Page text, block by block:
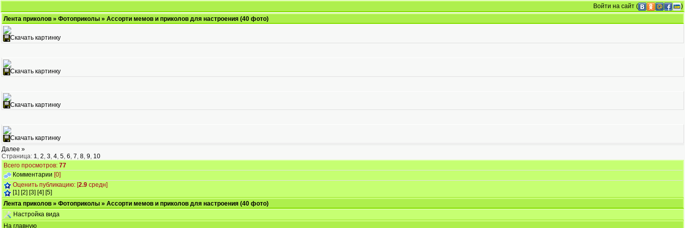
Войти на сайт (
)
Лента приколов » Фотоприколы » Ассорти мемов и приколов для настроения (40 фото)
Скачать картинку
Скачать картинку
Скачать картинку
Скачать картинку
Далее »
Страница: 1, 2, 3, 4, 5, 6, 7, 8, 9, 10
Всего просмотров: 77
Комментарии [0]
Оценить публикацию: [2.9 средн]
[1] [2] [3] [4] [5]
Лента приколов » Фотоприколы » Ассорти мемов и приколов для настроения (40 фото)
Настройка вида
На главную